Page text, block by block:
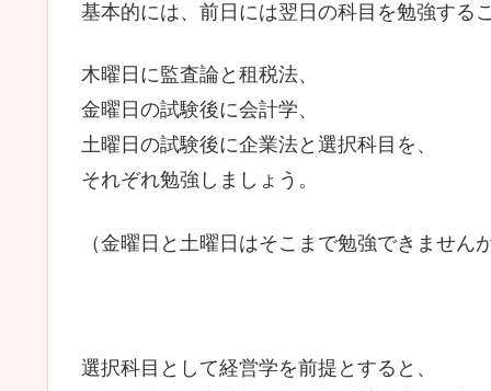
基本的には、前日には翌日の科目を勉強する
木曜日に監査論と租税法、
金曜日の試験後に会計学、
土曜日の試験後に企業法と選択科目を、
それぞれ勉強しましょう。
（金曜日と土曜日はそこまで勉強できませんが
選択科目として経営学を前提とすると、